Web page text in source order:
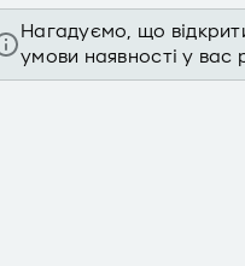
Нагадуємо, що
умови наявності у вас